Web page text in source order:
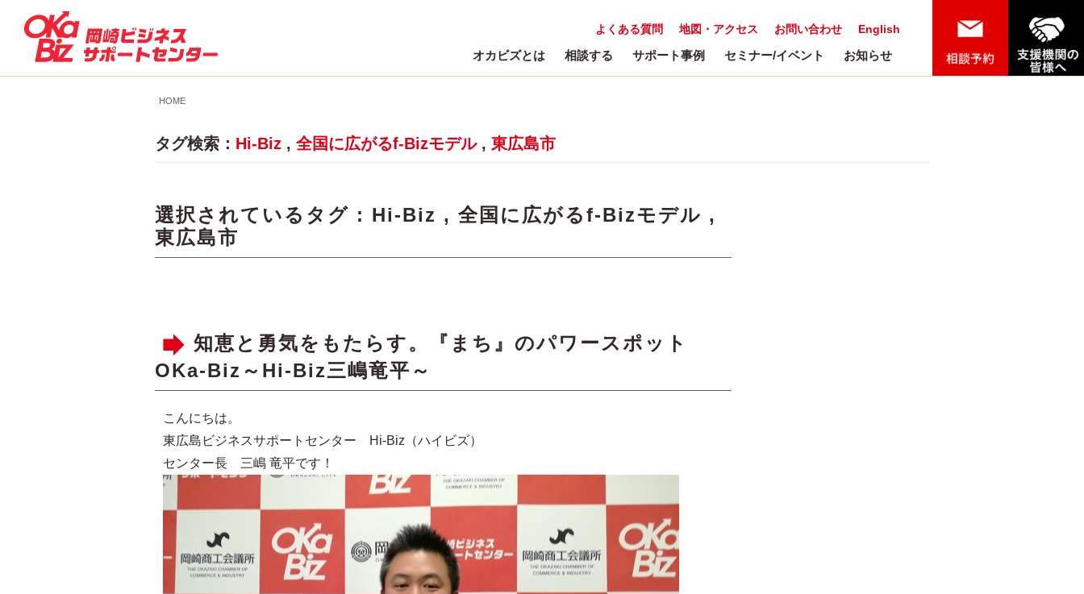
English
お問い合わせ
地図・アクセス
よくある質問
オカビズとは 相談する サポート事例 セミナー/イベント お知らせ
HOME
タグ検索： Hi-Biz , 全国に広がるf-Bizモデル, 東広島市
選択されているタグ : Hi-Biz , 全国に広がるf-Bizモデル ,
東広島市
知恵と勇気をもたらす。『まち』のパワースポット
OKa-Biz～Hi-Biz三嶋竜平～
こんにちは。
東広島ビジネスサポートセンター Hi-Biz（ハイビズ）
センター長 三嶋 竜平です！